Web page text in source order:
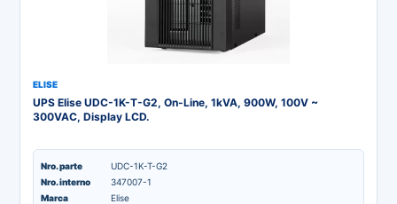
ELISE
UPS Elise UDC-1K-T-G2, On-Line, 1kVA, 900W, 100V ~
300VAC, Display LCD.
Nro. parte
UDC-1K-T-G2
Nro. interno
347007-1
Marca
Elise